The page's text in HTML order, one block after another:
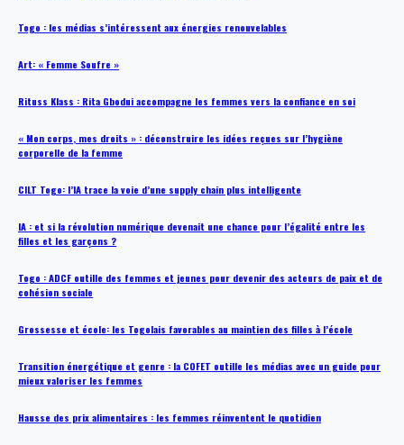
Togo : les médias s’intéressent aux énergies renouvelables
Art: « Femme Soufre »
Rituss Klass : Rita Gbodui accompagne les femmes vers la confiance en soi
« Mon corps, mes droits » : déconstruire les idées reçues sur l’hygiène
corporelle de la femme
CILT Togo: l’IA trace la voie d’une supply chain plus intelligente
IA : et si la révolution numérique devenait une chance pour l’égalité entre les
filles et les garçons ?
Togo : ADCF outille des femmes et jeunes pour devenir des acteurs de paix et de
cohésion sociale
Grossesse et école: les Togolais favorables au maintien des filles à l’école
Transition énergétique et genre : la COFET outille les médias avec un guide pour
mieux valoriser les femmes
Hausse des prix alimentaires : les femmes réinventent le quotidien